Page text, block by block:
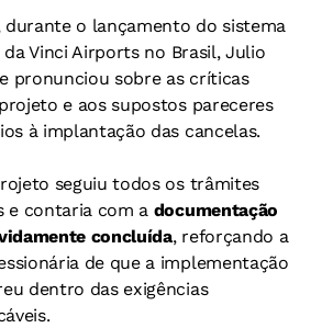
durante o lançamento do sistema
da Vinci Airports no Brasil, Julio
pronunciou sobre as críticas
e aos supostos pareceres
à implantação das cancelas.
seguiu todos os trâmites
e contaria com a documentação
concluída, reforçando a
de que a implementação
dentro das exigências